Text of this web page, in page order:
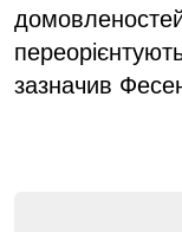
зазначив